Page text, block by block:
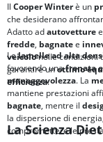
Il Cooper Winterè un
che desiderano
Adatto adautovetturee
fredde, bagnatee
veicolonelle condizioni
garantire unottimo
efficienza.
Lelamelle ad alta
favorendo unafrenata
maneggevolezza. La
mantiene prestazioni
bagnate, mentre il
la dispersione di
compromettere le
La Scienza